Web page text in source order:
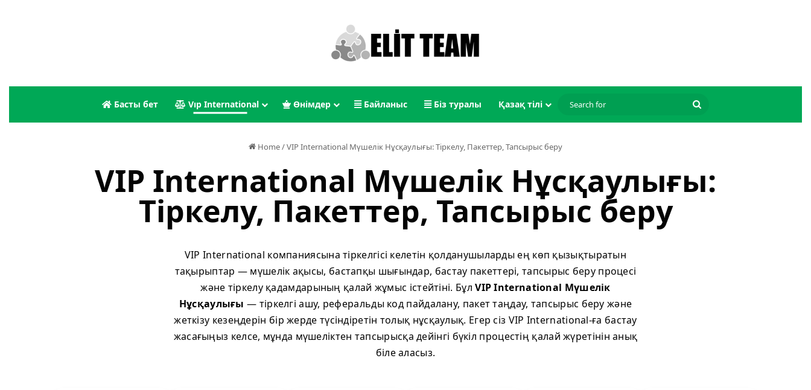
Басты бет Vıp International Өнімдер Байланыс Біз туралы Қазақ тілі
Search
for
Home/VIP International Мүшелік Нұсқаулығы: Тіркелу, Пакеттер, Тапсырыс беру
VIP International Мүшелік Нұсқаулығы:
Тіркелу, Пакеттер, Тапсырыс беру
VIP International компаниясына тіркелгісі келетін қолданушыларды ең көп қызықтыратын
тақырыптар — мүшелік ақысы, бастапқы шығындар, бастау пакеттері, тапсырыс беру процесі
және тіркелу қадамдарының қалай жұмыс істейтіні. БұлVIP International Мүшелік
Нұсқаулығы — тіркелгі ашу, реферальды код пайдалану, пакет таңдау, тапсырыс беру және
жеткізу кезеңдерін бір жерде түсіндіретін толық нұсқаулық. Егер сіз VIP International-ға бастау
жасағыңыз келсе, мұнда мүшеліктен тапсырысқа дейінгі бүкіл процестің қалай жүретінін анық
біле аласыз.